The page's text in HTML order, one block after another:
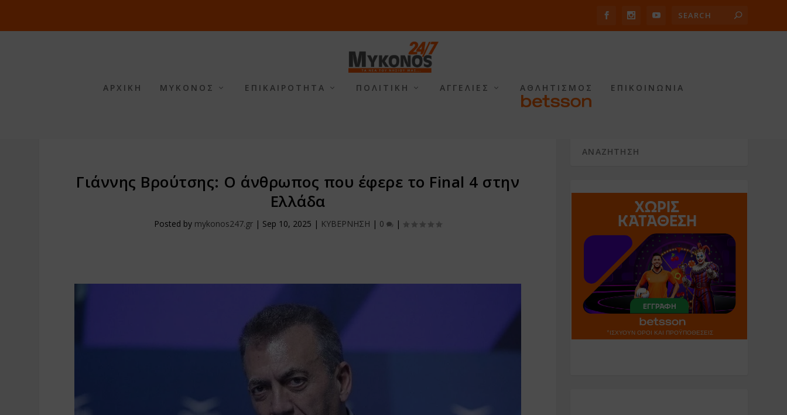
ΑΡΧΙΚΗ ΜΥΚΟΝΟΣ ΕΠΙΚΑΙΡΟΤΗΤΑ ΠΟΛΙΤΙΚΗ ΑΓΓΕΛΙΕΣ ΑΘΛΗΤΙΣΜΟΣ ΕΠΙΚΟΙΝΩΝΙΑ
Γιάννης Βρούτσης: Ο άνθρωπος που έφερε το Final 4 στην
Ελλάδα
Posted by mykonos247.gr | Sep 10, 2025 | ΚΥΒΕΡΝΗΣΗ | 0 |